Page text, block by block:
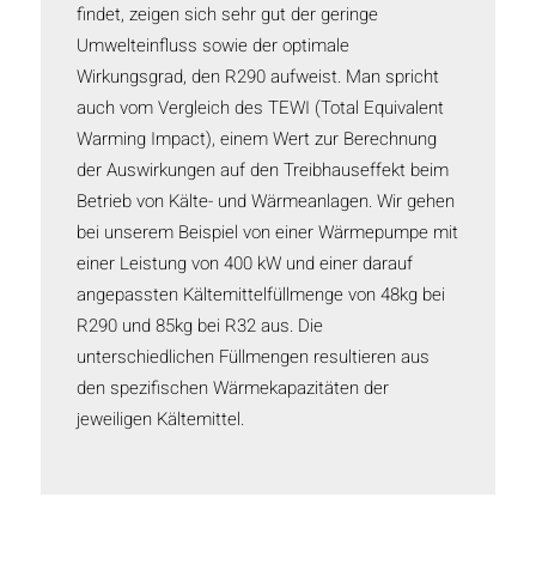
findet, zeigen sich sehr gut der geringe
Umwelteinfluss sowie der optimale
Wirkungsgrad, den R290 aufweist. Man spricht
auch vom Vergleich des TEWI (Total Equivalent
Warming Impact), einem Wert zur Berechnung
der Auswirkungen auf den Treibhauseffekt beim
Betrieb von Kälte- und Wärmeanlagen. Wir gehen
bei unserem Beispiel von einer Wärmepumpe mit
einer Leistung von 400 kW und einer darauf
angepassten Kältemittelfüllmenge von 48kg bei
R290 und 85kg bei R32 aus. Die
unterschiedlichen Füllmengen resultieren aus
den spezifischen Wärmekapazitäten der
jeweiligen Kältemittel.